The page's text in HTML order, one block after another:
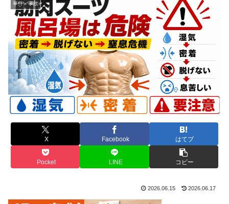
事件・事故
X Facebook はてブ
Pocket LINE コピー
2026.06.15 2026.06.17